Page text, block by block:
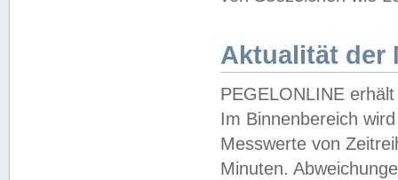
Aktualität der
PEGELONLINE
Im Binnenbereich
Messwerte von
Minuten.